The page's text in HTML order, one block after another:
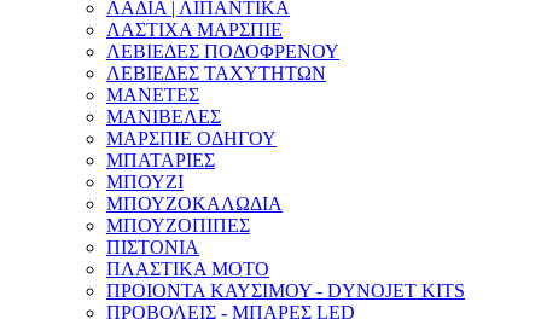
ΛΑΔΙΑ | ΛΙΠΑΝΤΙΚΑ
ΛΑΣΤΙΧΑ ΜΑΡΣΠΙΕ
ΛΕΒΙΕΔΕΣ ΠΟΔΟΦΡΕΝΟΥ
ΛΕΒΙΕΔΕΣ ΤΑΧΥΤΗΤΩΝ
ΜΑΝΕΤΕΣ
ΜΑΝΙΒΕΛΕΣ
ΜΑΡΣΠΙΕ ΟΔΗΓΟΥ
ΜΠΑΤΑΡΙΕΣ
ΜΠΟΥΖΙ
ΜΠΟΥΖΟΚΑΛΩΔΙΑ
ΜΠΟΥΖΟΠΙΠΕΣ
ΠΙΣΤΟΝΙΑ
ΠΛΑΣΤΙΚΑ ΜΟΤΟ
ΠΡΟΙΟΝΤΑ ΚΑΥΣΙΜΟΥ - DYNOJET KITS
ΠΡΟΒΟΛΕΙΣ - ΜΠΑΡΕΣ LED